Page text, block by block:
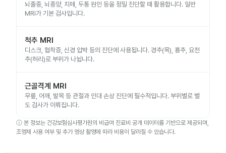
뇌졸중, 뇌종양, 치매, 두통 원인 등을 정밀 진단할 때 활용합니다. 일반
MRI가 기본 검사입니다.
척추 MRI
디스크, 협착증, 신경 압박 등의 진단에 사용됩니다. 경추(목), 흉추, 요천
추(허리)로 부위가 나뉩니다.
근골격계 MRI
무릎, 어깨, 발목 등 관절과 인대 손상 진단에 필수적입니다. 부위별로 별
도 검사가 이뤄집니다.
ⓘ 본 정보는 건강보험심사평가원의 비급여 진료비 공개 데이터를 기반으로 제공되며,
조영제 사용 여부 및 추가 영상 촬영에 따라 비용이 달라질 수 있습니다.